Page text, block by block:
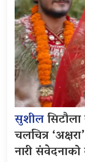
सुशील
चलचित्र
नारी